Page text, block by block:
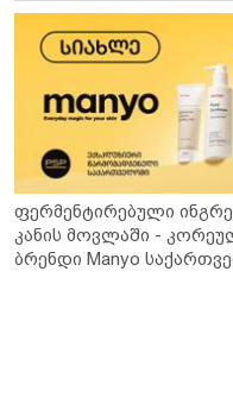
ფერმენტირებული
კანის მოვლაში -
ბრენდი Manyo